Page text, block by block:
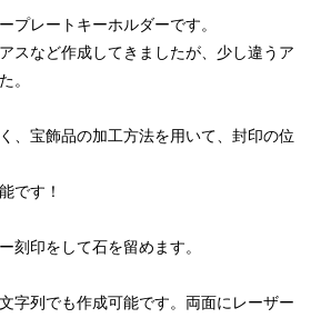
プレートキーホルダーです。
スなど作成してきましたが、少し違うア
。
、宝飾品の加工方法を用いて、封印の位
です！
刻印をして石を留めます。
字列でも作成可能です。両面にレーザー